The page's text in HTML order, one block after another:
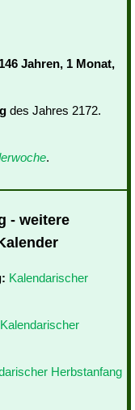
146 Jahren, 1 Monat,
des Jahres 2172.
.
- weitere
Kalendarischer
Kalendarischer
Herbstanfang